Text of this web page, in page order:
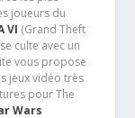
joueurs du
VI (Grand Theft
culte avec un
vous propose
jeux vidéo très
pour The
Wars